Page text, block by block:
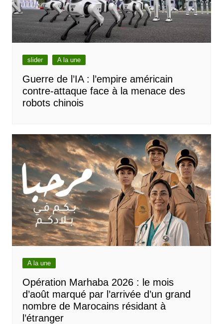
slider A la une
Guerre de l’IA : l’empire américain
contre-attaque face à la menace des
robots chinois
A la une
Opération Marhaba 2026 : le mois
d’août marqué par l’arrivée d’un grand
nombre de Marocains résidant à
l’étranger